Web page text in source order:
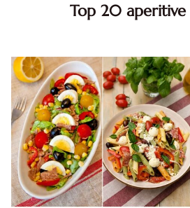
Top 20 aperitive